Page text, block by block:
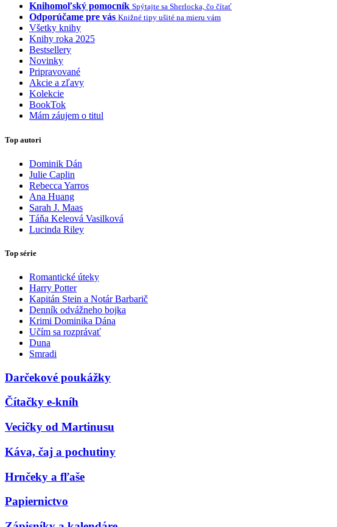
Knihomoľský pomocník Spýtajte sa Sherlocka, čo čítať
Odporúčame pre vás Knižné tipy ušité na mieru vám
Všetky knihy
Knihy roka 2025
Bestsellery
Novinky
Pripravované
Akcie a zľavy
Kolekcie
BookTok
Mám záujem o titul
Top autori
Dominik Dán
Julie Caplin
Rebecca Yarros
Ana Huang
Sarah J. Maas
Táňa Keleová Vasilková
Lucinda Riley
Top série
Romantické úteky
Harry Potter
Kapitán Stein a Notár Barbarič
Denník odvážneho bojka
Krimi Dominika Dána
Učím sa rozprávať
Duna
Smradi
Darčekové poukážky
Čítačky e-kníh
Vecičky od Martinusu
Káva, čaj a pochutiny
Hrnčeky a fľaše
Papiernictvo